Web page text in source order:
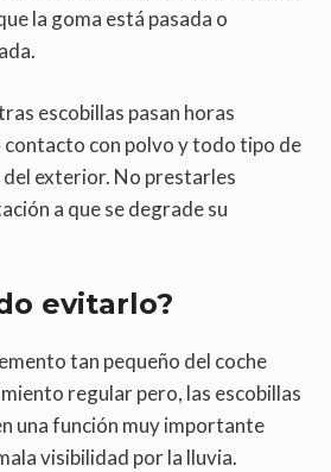
la goma está pasada o
escobillas pasan horas
contacto con polvo y todo tipo de
exterior. No prestarles
a que se degrade su
evitarlo?
tan pequeño del coche
regular pero, las escobillas
una función muy importante
visibilidad por la lluvia.